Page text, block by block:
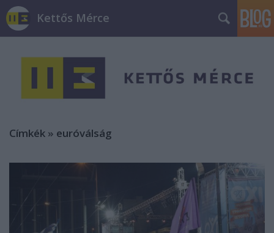
Kettős Mérce
Címkék » euróválság